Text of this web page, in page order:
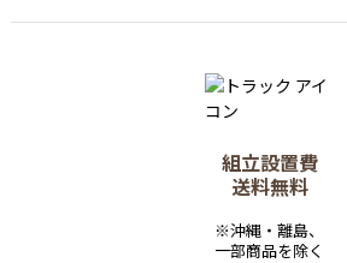
組立設置費
送料無料
※沖縄・離島、
一部商品を除く